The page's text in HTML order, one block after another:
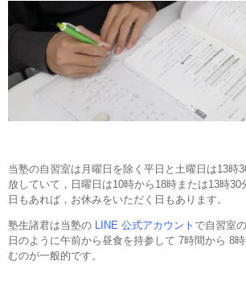
当塾の自習室は月曜日を除く平日と土曜日は13時
放していて，日曜日は10時から18時または13時30
日もあれば，お休みをいただく日もあります。
塾生諸君は当塾の LINE 公式アカウント で自習室
日のように午前から昼食を持参して 7時間から 8
むのが一般的です。